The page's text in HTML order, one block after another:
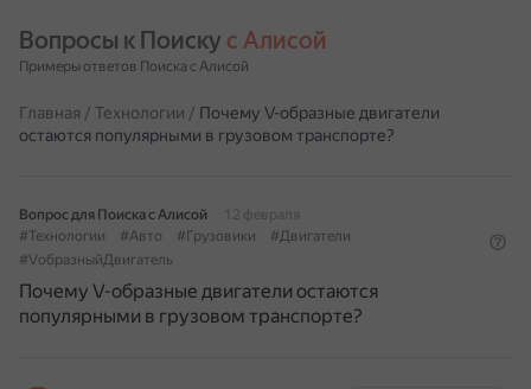
Вопросы к Поиску с Алисой
Примеры ответов Поиска с Алисой
Главная / Технологии / Почему V-образные двигатели
остаются популярными в грузовом транспорте?
Вопрос для Поиска с Алисой
12 февраля
#Технологии
#Авто #Грузовики
#Двигатели
#VобразныйДвигатель
Почему V-образные двигатели остаются
популярными в грузовом транспорте?